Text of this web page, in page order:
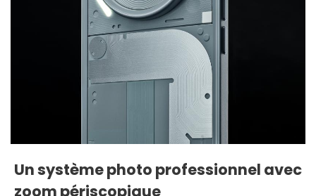
Un système photo professionnel avec
zoom périscopique